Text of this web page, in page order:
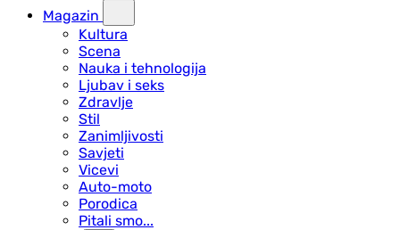
Magazin
Kultura
Scena
Nauka i tehnologija
Ljubav i seks
Zdravlje
Stil
Zanimljivosti
Savjeti
Vicevi
Auto-moto
Porodica
Pitali smo...